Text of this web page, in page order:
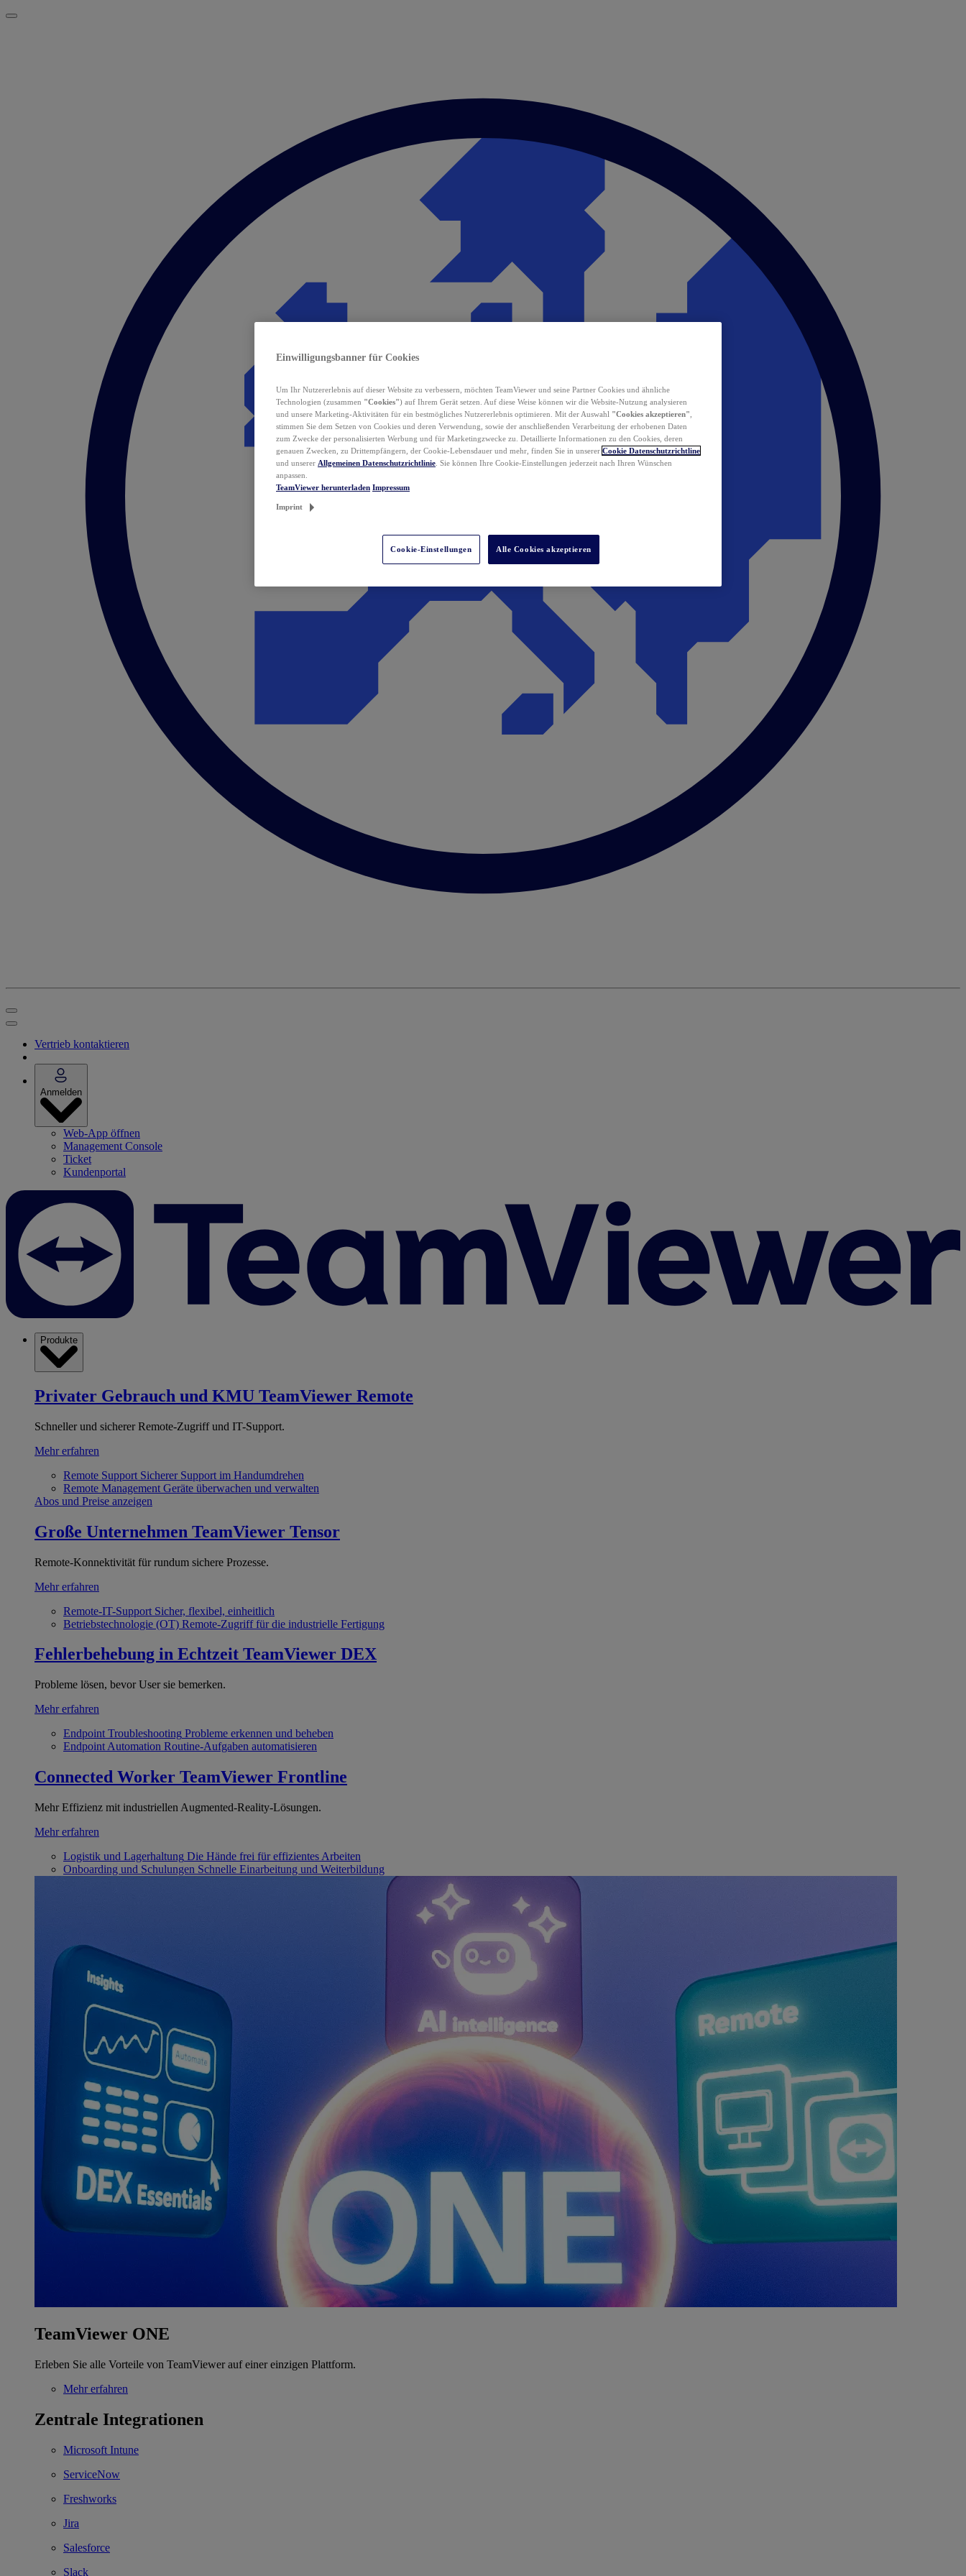
Vertrieb kontaktieren
Anmelden
Web-App öffnen
Management Console
Ticket
Kundenportal
Produkte
Privater Gebrauch und KMU TeamViewer Remote
Schneller und sicherer Remote-Zugriff und IT-Support.
Mehr erfahren
Remote Support Sicherer Support im Handumdrehen
Remote Management Geräte überwachen und verwalten
Abos und Preise anzeigen
Große Unternehmen TeamViewer Tensor
Remote-Konnektivität für rundum sichere Prozesse.
Mehr erfahren
Remote-IT-Support Sicher, flexibel, einheitlich
Betriebstechnologie (OT) Remote-Zugriff für die industrielle Fertigung
Fehlerbehebung in Echtzeit TeamViewer DEX
Probleme lösen, bevor User sie bemerken.
Mehr erfahren
Endpoint Troubleshooting Probleme erkennen und beheben
Endpoint Automation Routine-Aufgaben automatisieren
Connected Worker TeamViewer Frontline
Mehr Effizienz mit industriellen Augmented-Reality-Lösungen.
Mehr erfahren
Logistik und Lagerhaltung Die Hände frei für effizientes Arbeiten
Onboarding und Schulungen Schnelle Einarbeitung und Weiterbildung
TeamViewer ONE
Erleben Sie alle Vorteile von TeamViewer auf einer einzigen Plattform.
Mehr erfahren
Zentrale Integrationen
Microsoft Intune
ServiceNow
Freshworks
Jira
Salesforce
Slack
Einwilligungsbanner für Cookies
Um Ihr Nutzererlebnis auf dieser Website zu verbessern, möchten TeamViewer und seine Partner Cookies und ähnliche
Technologien (zusammen "Cookies") auf Ihrem Gerät setzen. Auf diese Weise können wir die Website-Nutzung analysieren
und unsere Marketing-Aktivitäten für ein bestmögliches Nutzererlebnis optimieren. Mit der Auswahl "Cookies akzeptieren"
stimmen Sie dem Setzen von Cookies und deren Verwendung, sowie der anschließenden Verarbeitung der erhobenen Daten
zum Zwecke der personalisierten Werbung und für Marketingzwecke zu. Detaillierte Informationen zu den Cookies, deren
genauen Zwecken, zu Drittempfängern, der Cookie-Lebensdauer und mehr, finden Sie in unserer Cookie Datenschutzrichtline
und unserer Allgemeinen Datenschutzrichtlinie . Sie können Ihre Cookie-Einstellungen jederzeit nach Ihren Wünschen
anpassen.
TeamViewer herunterladen Impressum
Imprint
Cookie-Einstellungen Alle Cookies akzeptieren